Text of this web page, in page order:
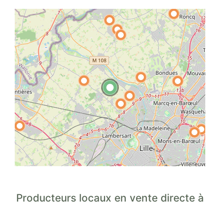
Producteurs locaux en vente directe à